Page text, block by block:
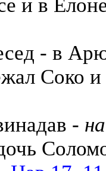
и в
- в
Соко
-